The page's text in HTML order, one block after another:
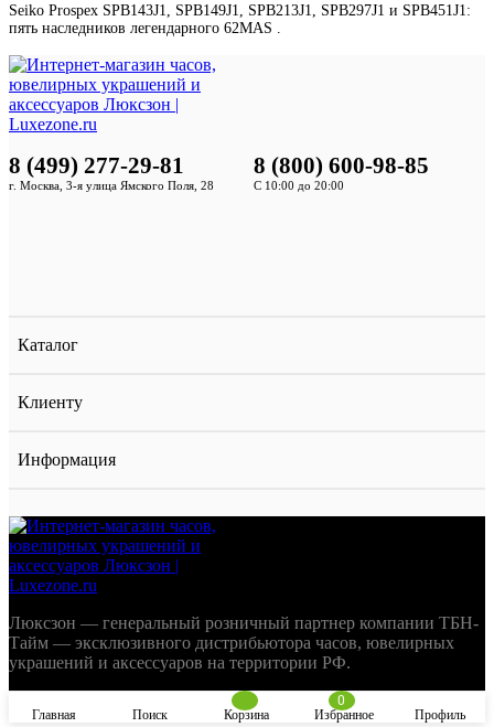
Seiko Prospex SPB143J1, SPB149J1, SPB213J1, SPB297J1 и SPB451J1:
пять наследников легендарного 62MAS .
Каталог
Клиенту
Информация
8 (499) 277-29-81
г. Москва, 3-я улица Ямского Поля, 28
8 (800) 600-98-85
С 10:00 до 20:00
Люксзон — генеральный розничный партнер компании ТБН-
Тайм — эксклюзивного дистрибьютора часов, ювелирных
украшений и аксессуаров на территории РФ.
Главная Поиск Корзина
0
Избранное
Профиль